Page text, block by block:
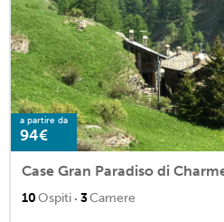
a partire da
94€
Case Gran Paradiso di
10Ospiti · 3Camere